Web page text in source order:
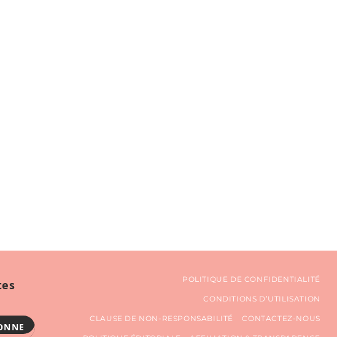
POLITIQUE DE CONFIDENTIALITÉ
CONDITIONS D’UTILISATION
CLAUSE DE NON-RESPONSABILITÉ CONTACTEZ-NOUS